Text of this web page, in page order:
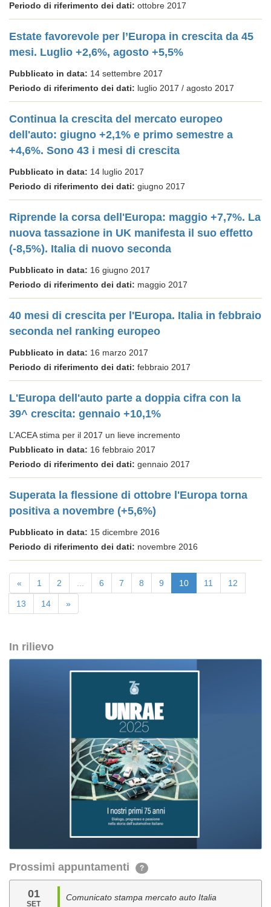
Periodo di riferimento dei dati: ottobre 2017
Estate favorevole per l’Europa in crescita da 45
mesi. Luglio +2,6%, agosto +5,5%
Pubblicato in data: 14 settembre 2017
Periodo di riferimento dei dati: luglio 2017 / agosto 2017
Continua la crescita del mercato europeo
dell'auto: giugno +2,1% e primo semestre a
+4,6%. Sono 43 i mesi di crescita
Pubblicato in data: 14 luglio 2017
Periodo di riferimento dei dati: giugno 2017
Riprende la corsa dell'Europa: maggio +7,7%. La
nuova tassazione in UK manifesta il suo effetto
(-8,5%). Italia di nuovo seconda
Pubblicato in data: 16 giugno 2017
Periodo di riferimento dei dati: maggio 2017
40 mesi di crescita per l'Europa. Italia in febbraio
seconda nel ranking europeo
Pubblicato in data: 16 marzo 2017
Periodo di riferimento dei dati: febbraio 2017
L'Europa dell'auto parte a doppia cifra con la
39^ crescita: gennaio +10,1%
L’ACEA stima per il 2017 un lieve incremento
Pubblicato in data: 16 febbraio 2017
Periodo di riferimento dei dati: gennaio 2017
Superata la flessione di ottobre l'Europa torna
positiva a novembre (+5,6%)
Pubblicato in data: 15 dicembre 2016
Periodo di riferimento dei dati: novembre 2016
« 1 2 6 7 8 9 10 11 12
13 14 »
In rilievo
Prossimi appuntamenti ?
01
SET
Comunicato stampa mercato auto Italia